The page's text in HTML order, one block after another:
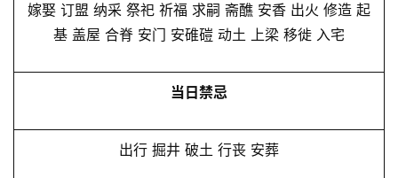
嫁娶 订盟 纳采 祭祀 祈福 求嗣 斋醮 安香 出火 修造 起
基 盖屋 合脊 安门 安碓磑 动土 上梁 移徙 入宅
当日禁忌
出行 掘井 破土 行丧 安葬